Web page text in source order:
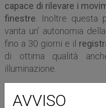
capace di rilevare i
finestre . Inoltre questa
vanta un' autonomia
fino a 30 giorni e il
di ottima qualità
illuminazione.
AVVISO